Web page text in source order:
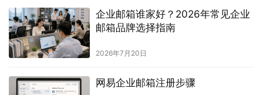
企业邮箱谁家好？2026年常见企业
邮箱品牌选择指南
2026年7月20日
网易企业邮箱注册步骤